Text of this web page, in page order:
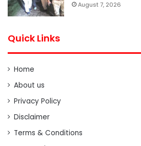
August 7, 2026
Quick Links
Home
About us
Privacy Policy
Disclaimer
Terms & Conditions